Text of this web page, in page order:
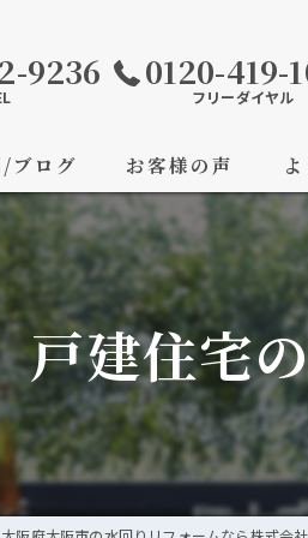
9236 0120-419-
フリーダイヤル
ブログ お客様の声
戸建住宅